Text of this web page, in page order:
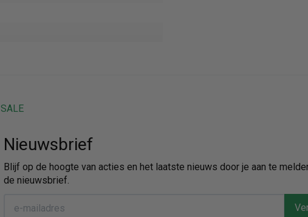
SALE
Nieuwsbrief
Blijf op de hoogte van acties en het laatste nieuws door je aan te
de nieuwsbrief.